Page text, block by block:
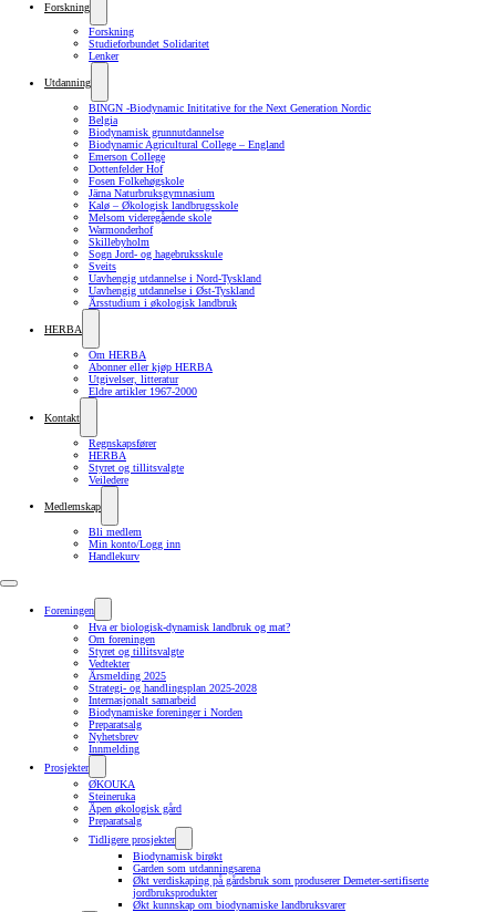
Forskning
Forskning
Studieforbundet Solidaritet
Lenker
Utdanning
BINGN -Biodynamic Inititative for the Next Generation Nordic
Belgia
Biodynamisk grunnutdannelse
Biodynamic Agricultural College – England
Emerson College
Dottenfelder Hof
Fosen Folkehøgskole
Järna Naturbruksgymnasium
Kalø – Økologisk landbrugsskole
Melsom videregående skole
Warmonderhof
Skillebyholm
Sogn Jord- og hagebruksskule
Sveits
Uavhengig utdannelse i Nord-Tyskland
Uavhengig utdannelse i Øst-Tyskland
Årsstudium i økologisk landbruk
HERBA
Om HERBA
Abonner eller kjøp HERBA
Utgivelser, litteratur
Eldre artikler 1967-2000
Kontakt
Regnskapsfører
HERBA
Styret og tillitsvalgte
Veiledere
Medlemskap
Bli medlem
Min konto/Logg inn
Handlekurv
Foreningen
Hva er biologisk-dynamisk landbruk og mat?
Om foreningen
Styret og tillitsvalgte
Vedtekter
Årsmelding 2025
Strategi- og handlingsplan 2025-2028
Internasjonalt samarbeid
Biodynamiske foreninger i Norden
Preparatsalg
Nyhetsbrev
Innmelding
Prosjekter
ØKOUKA
Steineruka
Åpen økologisk gård
Preparatsalg
Tidligere prosjekter
Biodynamisk birøkt
Garden som utdanningsarena
Økt verdiskaping på gårdsbruk som produserer Demeter-sertifiserte
jordbruksprodukter
Økt kunnskap om biodynamiske landbruksvarer